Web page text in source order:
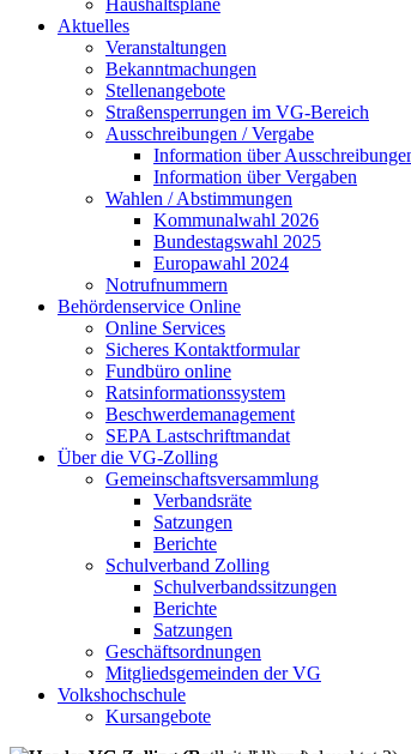
Haushaltspläne
Aktuelles
Veranstaltungen
Bekanntmachungen
Stellenangebote
Straßensperrungen im VG-Bereich
Ausschreibungen / Vergabe
Information über
Information über Vergaben
Wahlen / Abstimmungen
Kommunalwahl 2026
Bundestagswahl 2025
Europawahl 2024
Notrufnummern
Behördenservice Online
Online Services
Sicheres Kontaktformular
Fundbüro online
Ratsinformationssystem
Beschwerdemanagement
SEPA Lastschriftmandat
Über die VG-Zolling
Gemeinschaftsversammlung
Verbandsräte
Satzungen
Berichte
Schulverband Zolling
Schulverbandssitzungen
Berichte
Satzungen
Geschäftsordnungen
Mitgliedsgemeinden der VG
Volkshochschule
Kursangebote